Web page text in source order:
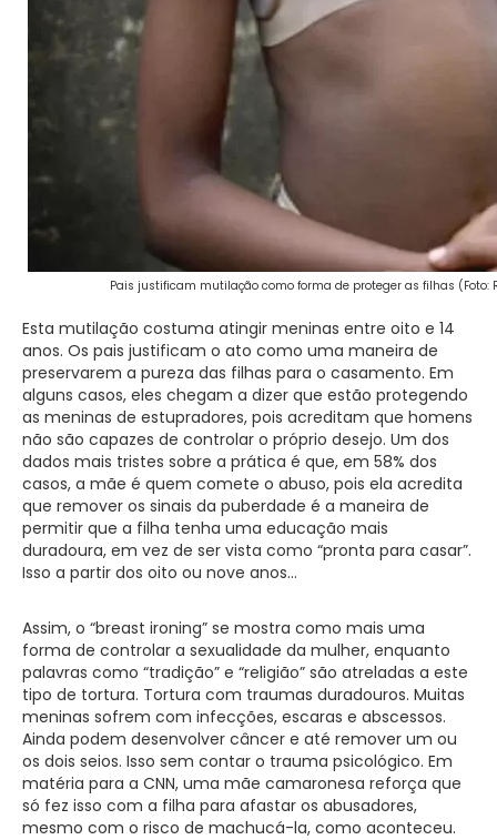
Pais justificam mutilação como forma de proteger as filhas (Foto:
Esta mutilação costuma atingir meninas entre oito e 14
anos. Os pais justificam o ato como uma maneira de
preservarem a pureza das filhas para o casamento. Em
alguns casos, eles chegam a dizer que estão protegendo
as meninas de estupradores, pois acreditam que homens
não são capazes de controlar o próprio desejo. Um dos
dados mais tristes sobre a prática é que, em 58% dos
casos, a mãe é quem comete o abuso, pois ela acredita
que remover os sinais da puberdade é a maneira de
permitir que a filha tenha uma educação mais
duradoura, em vez de ser vista como “pronta para casar”.
Isso a partir dos oito ou nove anos…
Assim, o “breast ironing” se mostra como mais uma
forma de controlar a sexualidade da mulher, enquanto
palavras como “tradição” e “religião” são atreladas a este
tipo de tortura. Tortura com traumas duradouros. Muitas
meninas sofrem com infecções, escaras e abscessos.
Ainda podem desenvolver câncer e até remover um ou
os dois seios. Isso sem contar o trauma psicológico. Em
matéria para a CNN, uma mãe camaronesa reforça que
só fez isso com a filha para afastar os abusadores,
mesmo com o risco de machucá-la, como aconteceu.